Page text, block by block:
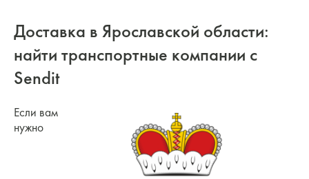
Доставка в Ярославской области:
найти транспортные компании с
Sendit
Если вам
нужно